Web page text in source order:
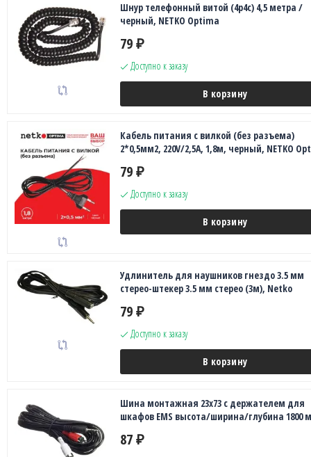
Шнур телефонный витой (4р4с) 4,5 метра /
черный, NETKO Optima
79 ₽
Доступно к заказу
В корзину
Кабель питания с вилкой (без разъема)
2*0,5мм2, 220V/2,5A, 1,8м, черный, NETKO
79 ₽
Доступно к заказу
В корзину
Удлинитель для наушников гнездо 3.5 мм
стерео-штекер 3.5 мм стерео (3м), Netko
79 ₽
Доступно к заказу
В корзину
Шина монтажная 23х73 с держателем для
шкафов EMS высота/ширина/глубина 1800
87 ₽